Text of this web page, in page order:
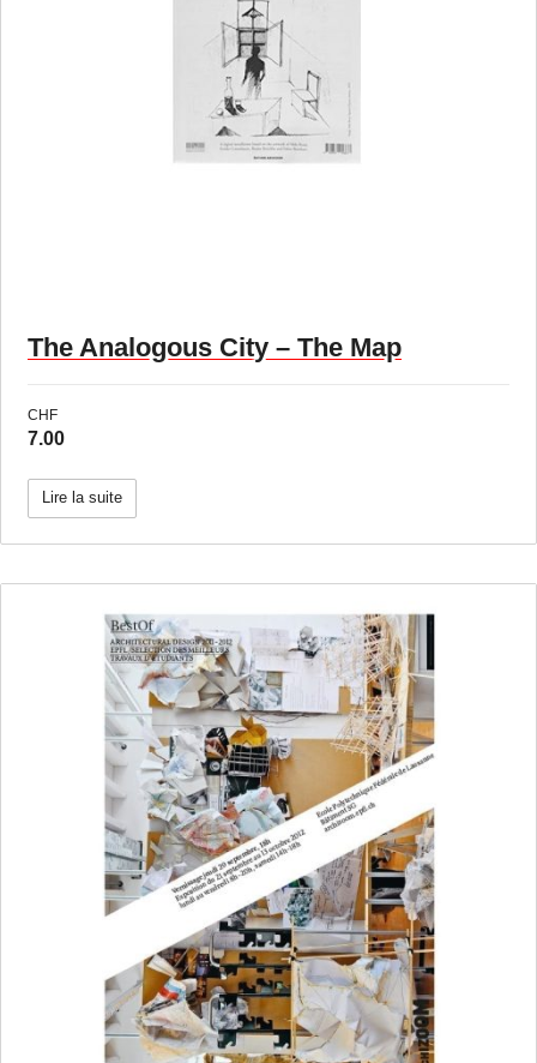
The Analogous City – The Map
CHF
7.00
Lire la suite